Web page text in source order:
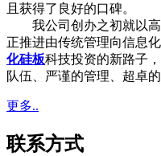
且获得了良好的口碑。
我公司创办之初就以高
正推进由传统管理向信息
化硅板科技投资的新路子
队伍、严谨的管理、超卓
更多..
联系方式